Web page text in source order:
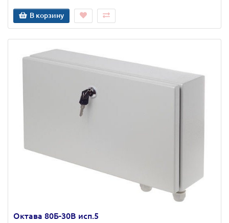
В корзину
Октава 80Б-30В исп.5